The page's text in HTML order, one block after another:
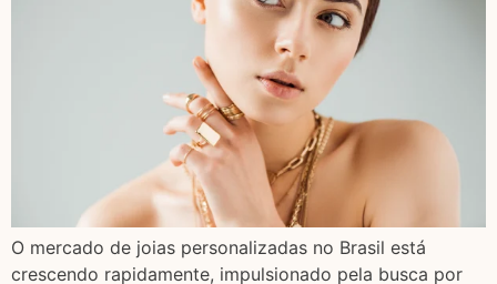
O mercado de joias personalizadas no Brasil está
crescendo rapidamente, impulsionado pela busca por